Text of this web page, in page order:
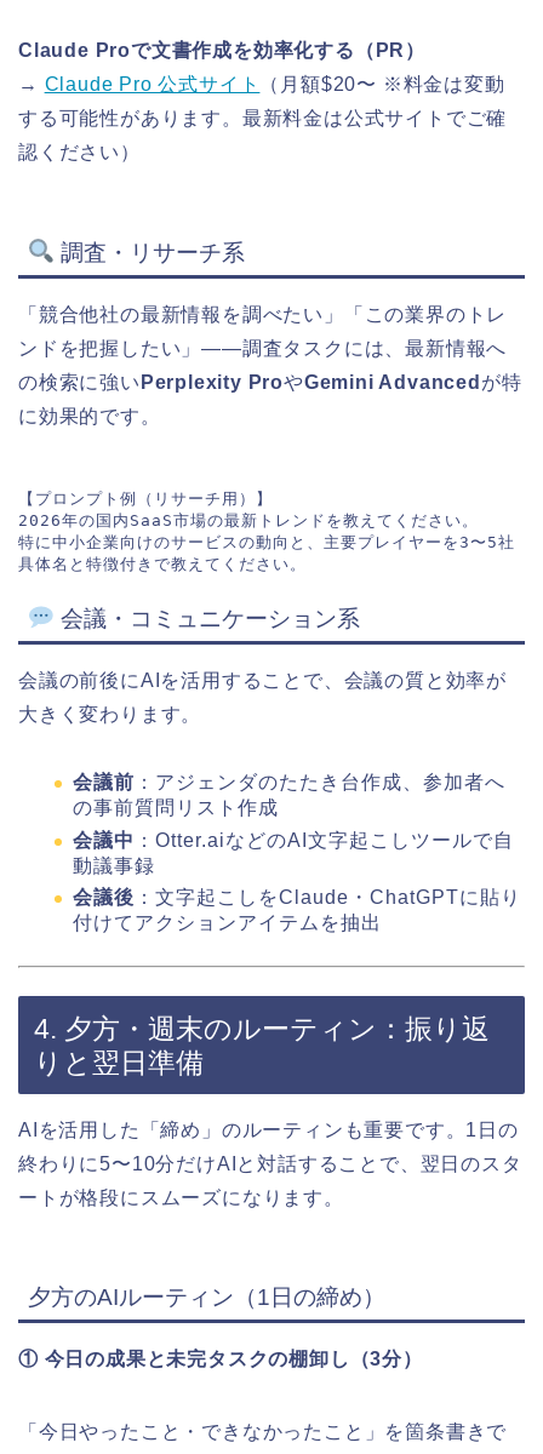
Claude Proで文書作成を効率化する（PR）
→ Claude Pro 公式サイト
（月額$20〜 ※料金は変動
する可能性があります。最新料金は公式サイトでご確
認ください）
調査・リサーチ系
「競合他社の最新情報を調べたい」「この業界のトレ
ンドを把握したい」——調査タスクには、最新情報へ
の検索に強い Perplexity ProやGemini Advanced が特
に効果的です。
【プロンプト例（リサーチ用）】
2026年の国内SaaS市場の最新トレンドを教えてください。
特に中小企業向けのサービスの動向と、主要プレイヤーを3〜5社
会議・コミュニケーション系
会議の前後にAIを活用することで、会議の質と効率が
大きく変わります。
会議前 ：アジェンダのたたき台作成、参加者へ
の事前質問リスト作成
会議中 ：Otter.aiなどのAI文字起こしツールで自
動議事録
会議後 ：文字起こしをClaude・ChatGPTに貼り
付けてアクションアイテムを抽出
4. 夕方・週末のルーティン：振り返
りと翌日準備
AIを活用した「締め」のルーティンも重要です。1日の
終わりに5〜10分だけAIと対話することで、翌日のスタ
ートが格段にスムーズになります。
夕方のAIルーティン（1日の締め）
① 今日の成果と未完タスクの棚卸し（3分）
「今日やったこと・できなかったこと」を箇条書きで